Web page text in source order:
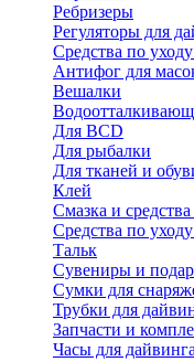
Ребризеры
Регуляторы для
Средства по
Антифог для
Вешалки
Для BCD
Для рыбалки
Для тканей и
Клей
Смазка и
Средства по
Тальк
Сувениры и
Сумки для
Трубки для
Запчасти и
Часы для дайвинга